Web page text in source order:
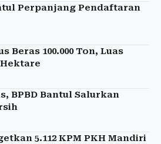
Perpanjang Pendaftaran
Beras 100.000 Ton, Luas
Hektare
BPBD Bantul Salurkan
5.112 KPM PKH Mandiri